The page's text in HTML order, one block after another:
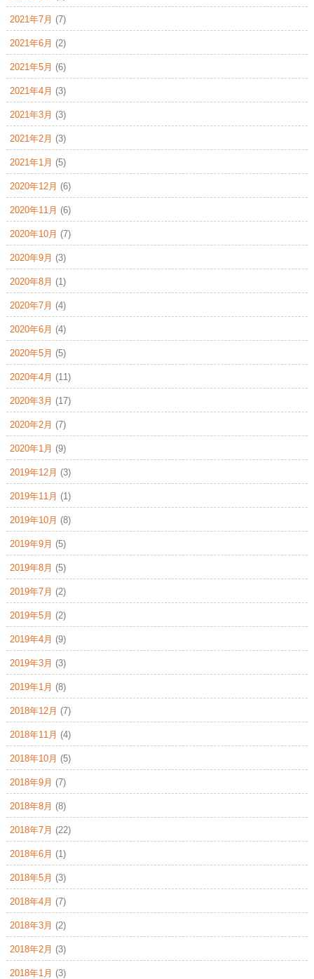
2021年7月 (7)
2021年6月 (2)
2021年5月 (6)
2021年4月 (3)
2021年3月 (3)
2021年2月 (3)
2021年1月 (5)
2020年12月 (6)
2020年11月 (6)
2020年10月 (7)
2020年9月 (3)
2020年8月 (1)
2020年7月 (4)
2020年6月 (4)
2020年5月 (5)
2020年4月 (11)
2020年3月 (17)
2020年2月 (7)
2020年1月 (9)
2019年12月 (3)
2019年11月 (1)
2019年10月 (8)
2019年9月 (5)
2019年8月 (5)
2019年7月 (2)
2019年5月 (2)
2019年4月 (9)
2019年3月 (3)
2019年1月 (8)
2018年12月 (7)
2018年11月 (4)
2018年10月 (5)
2018年9月 (7)
2018年8月 (8)
2018年7月 (22)
2018年6月 (1)
2018年5月 (3)
2018年4月 (7)
2018年3月 (2)
2018年2月 (3)
2018年1月 (3)